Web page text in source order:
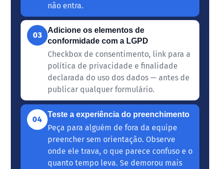
não entra.
03
Adicione os elementos de
conformidade com a LGPD
Checkbox de consentimento, link para a
política de privacidade e finalidade
declarada do uso dos dados — antes de
publicar qualquer formulário.
04
Teste a experiência do preenchimento
Peça para alguém de fora da equipe
preencher sem orientação. Observe
onde ele trava, o que parece confuso e o
quanto tempo leva. Se demorou mais